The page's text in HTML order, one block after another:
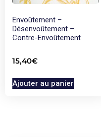
Envoûtement –
Désenvoûtement –
Contre-Envoûtement
15,40€
Ajouter au panier